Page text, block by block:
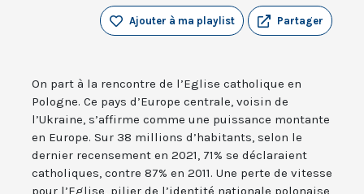
Partager
Ajouter à ma playlist
On part à la rencontre de l’Eglise catholique en
Pologne. Ce pays d’Europe centrale, voisin de
l’Ukraine, s’affirme comme une puissance montante
en Europe. Sur 38 millions d’habitants, selon le
dernier recensement en 2021, 71% se déclaraient
catholiques, contre 87% en 2011. Une perte de vitesse
pour l’Eglise, pilier de l’identité nationale polonaise